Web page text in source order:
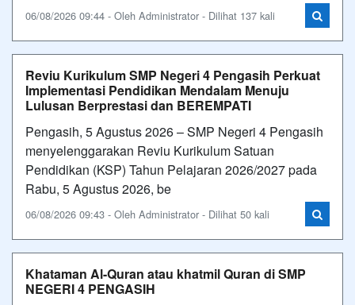
06/08/2026 09:44 - Oleh Administrator - Dilihat 137 kali
Reviu Kurikulum SMP Negeri 4 Pengasih Perkuat
Implementasi Pendidikan Mendalam Menuju
Lulusan Berprestasi dan BEREMPATI
Pengasih, 5 Agustus 2026 – SMP Negeri 4 Pengasih
menyelenggarakan Reviu Kurikulum Satuan
Pendidikan (KSP) Tahun Pelajaran 2026/2027 pada
Rabu, 5 Agustus 2026, be
06/08/2026 09:43 - Oleh Administrator - Dilihat 50 kali
Khataman Al-Quran atau khatmil Quran di SMP
NEGERI 4 PENGASIH